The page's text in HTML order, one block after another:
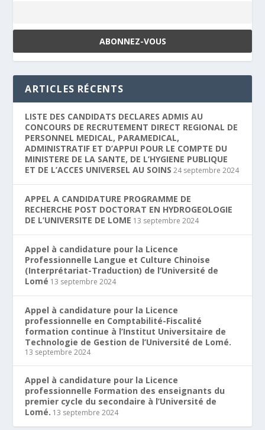
ARTICLES RÉCENTS
LISTE DES CANDIDATS DECLARES ADMIS AU
CONCOURS DE RECRUTEMENT DIRECT REGIONAL DE
PERSONNEL MEDICAL, PARAMEDICAL,
ADMINISTRATIF ET D’APPUI POUR LE COMPTE DU
MINISTERE DE LA SANTE, DE L’HYGIENE PUBLIQUE
ET DE L’ACCES UNIVERSEL AU SOINS 24 septembre 2024
APPEL A CANDIDATURE PROGRAMME DE
RECHERCHE POST DOCTORAT EN HYDROGEOLOGIE
DE L’UNIVERSITE DE LOME 13 septembre 2024
Appel à candidature pour la Licence
Professionnelle Langue et Culture Chinoise
(Interprétariat-Traduction) de l’Université de
Lomé 13 septembre 2024
Appel à candidature pour la Licence
professionnelle en Comptabilité-Fiscalité
formation continue à l’Institut Universitaire de
Technologie de Gestion de l’Université de Lomé.
13 septembre 2024
Appel à candidature pour la Licence
professionnelle Formation des enseignants du
premier cycle du secondaire à l’Université de
Lomé. 13 septembre 2024